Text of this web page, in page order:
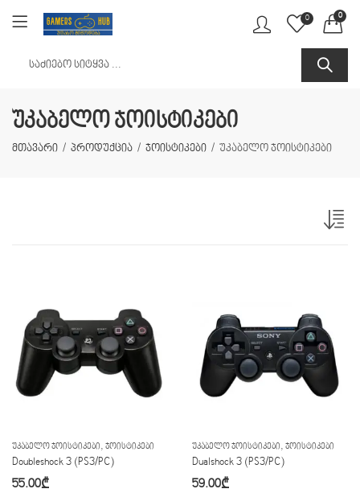
0 0
უკაბელო ჯოისტიკები
მთავარი პროდუქცია ჯოისტიკები უკაბელო ჯოისტიკები
ᲣᲙᲐᲑᲔᲚᲝ ᲯᲝᲘᲡᲢᲘᲙᲔᲑᲘ, ᲯᲝᲘᲡᲢᲘᲙᲔᲑᲘ
Doubleshock 3 (PS3/PC)
55.00₾
ᲣᲙᲐᲑᲔᲚᲝ ᲯᲝᲘᲡᲢᲘᲙᲔᲑᲘ, ᲯᲝᲘᲡᲢᲘᲙᲔᲑᲘ
Dualshock 3 (PS3/PC)
59.00₾